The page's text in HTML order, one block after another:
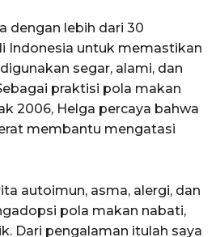
dengan lebih dari 30
Indonesia untuk memastikan
segar, alami, dan
praktisi pola makan
2006, Helga percaya bahwa
membantu mengatasi
autoimun, asma, alergi, dan
pola makan nabati,
Dari pengalaman itulah saya